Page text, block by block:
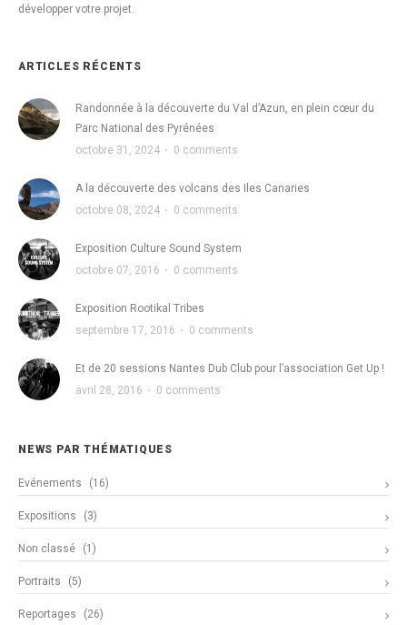
développer votre projet.
ARTICLES RÉCENTS
Randonnée à la découverte du Val d’Azun, en plein cœur du
Parc National des Pyrénées
octobre 31, 2024 · 0 comments
A la découverte des volcans des Iles Canaries
octobre 08, 2024 · 0 comments
Exposition Culture Sound System
octobre 07, 2016 · 0 comments
Exposition Rootikal Tribes
septembre 17, 2016 · 0 comments
Et de 20 sessions Nantes Dub Club pour l’association Get Up !
avril 28, 2016 · 0 comments
NEWS PAR THÉMATIQUES
Evénements (16)
Expositions (3)
Non classé (1)
Portraits (5)
Reportages (26)